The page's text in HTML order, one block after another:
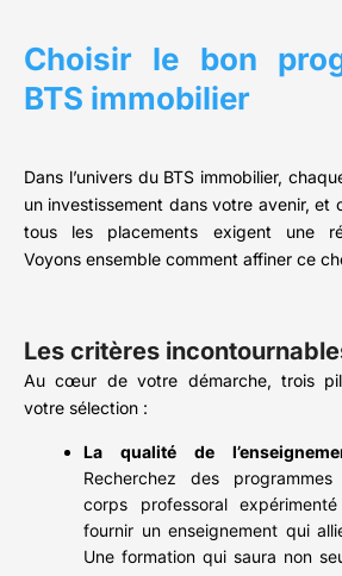
Choisir le bon
BTS immobilier
Dans l’univers du BTS immobilier,
un investissement dans votre avenir, et
tous les placements exigent une
Voyons ensemble comment affiner ce
Les critères
Au cœur de votre démarche, trois
votre sélection :
La qualité de
Recherchez des
corps professoral
fournir un enseignement qui
Une formation qui saura non